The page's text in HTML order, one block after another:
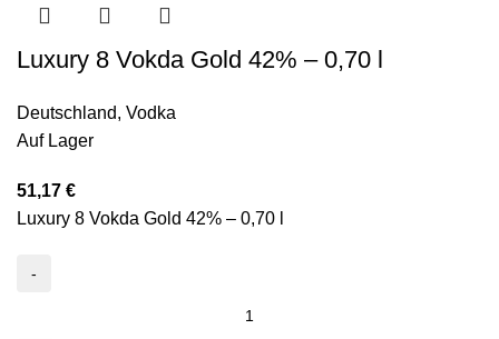
Luxury 8 Vokda Gold 42% – 0,70 l
Deutschland, Vodka
Auf Lager
51,17 €
Luxury 8 Vokda Gold 42% – 0,70 l